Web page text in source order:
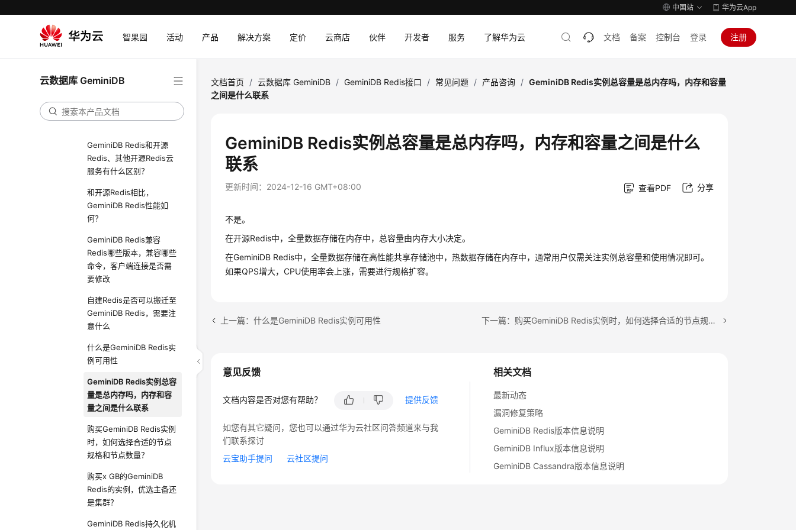
中国站 华为云App
智果园 活动 产品 解决方案 定价 云商店 伙伴 开发者 服务 了解华为云 文档 备案 控制台 登录 注册
云数据库 GeminiDB
开发参考
最佳实践
性能白皮书
常见问题
高频常见问题
产品咨询
GeminiDB Redis和开源
Redis、其他开源Redis云
服务有什么区别？
和开源Redis相比，
GeminiDB Redis性能如
何？
GeminiDB Redis兼容
Redis哪些版本，兼容哪些
命令，客户端连接是否需
要修改
自建Redis是否可以搬迁至
GeminiDB Redis，需要注
意什么
什么是GeminiDB Redis实
例可用性
GeminiDB Redis实例总容
量是总内存吗，内存和容
量之间是什么联系
购买GeminiDB Redis实例
时，如何选择合适的节点
规格和节点数量？
购买x GB的GeminiDB
Redis的实例，优选主备还
是集群？
GeminiDB Redis持久化机
文档首页 / 云数据库 GeminiDB / GeminiDB Redis接口 / 常见问题 / 产品咨询 / GeminiDB Redis实例总容量是总内存吗，内存和容量
之间是什么联系
GeminiDB Redis实例总容量是总内存吗，内存和容量之间是什么
联系
更新时间： 2024-12-16 GMT+08:00 查看PDF 分享
不是。
在开源Redis中，全量数据存储在内存中，总容量由内存大小决定。
在GeminiDB Redis中，全量数据存储在高性能共享存储池中，热数据存储在内存中，通常用户仅需关注实例总容量和使用情况即可。
如果QPS增大，CPU使用率会上涨，需要进行规格扩容。
上一篇：什么是GeminiDB Redis实例可用性 下一篇：购买GeminiDB Redis实例时，如何选择合适的节点规格和节点数量？
相关文档
最新动态
漏洞修复策略
GeminiDB Redis版本信息说明
GeminiDB Influx版本信息说明
GeminiDB Cassandra版本信息说明
意见反馈
文档内容是否对您有帮助？ 提供反馈
如您有其它疑问，您也可以通过华为云社区问答频道来与我
们联系探讨
云宝助手提问
云社区提问